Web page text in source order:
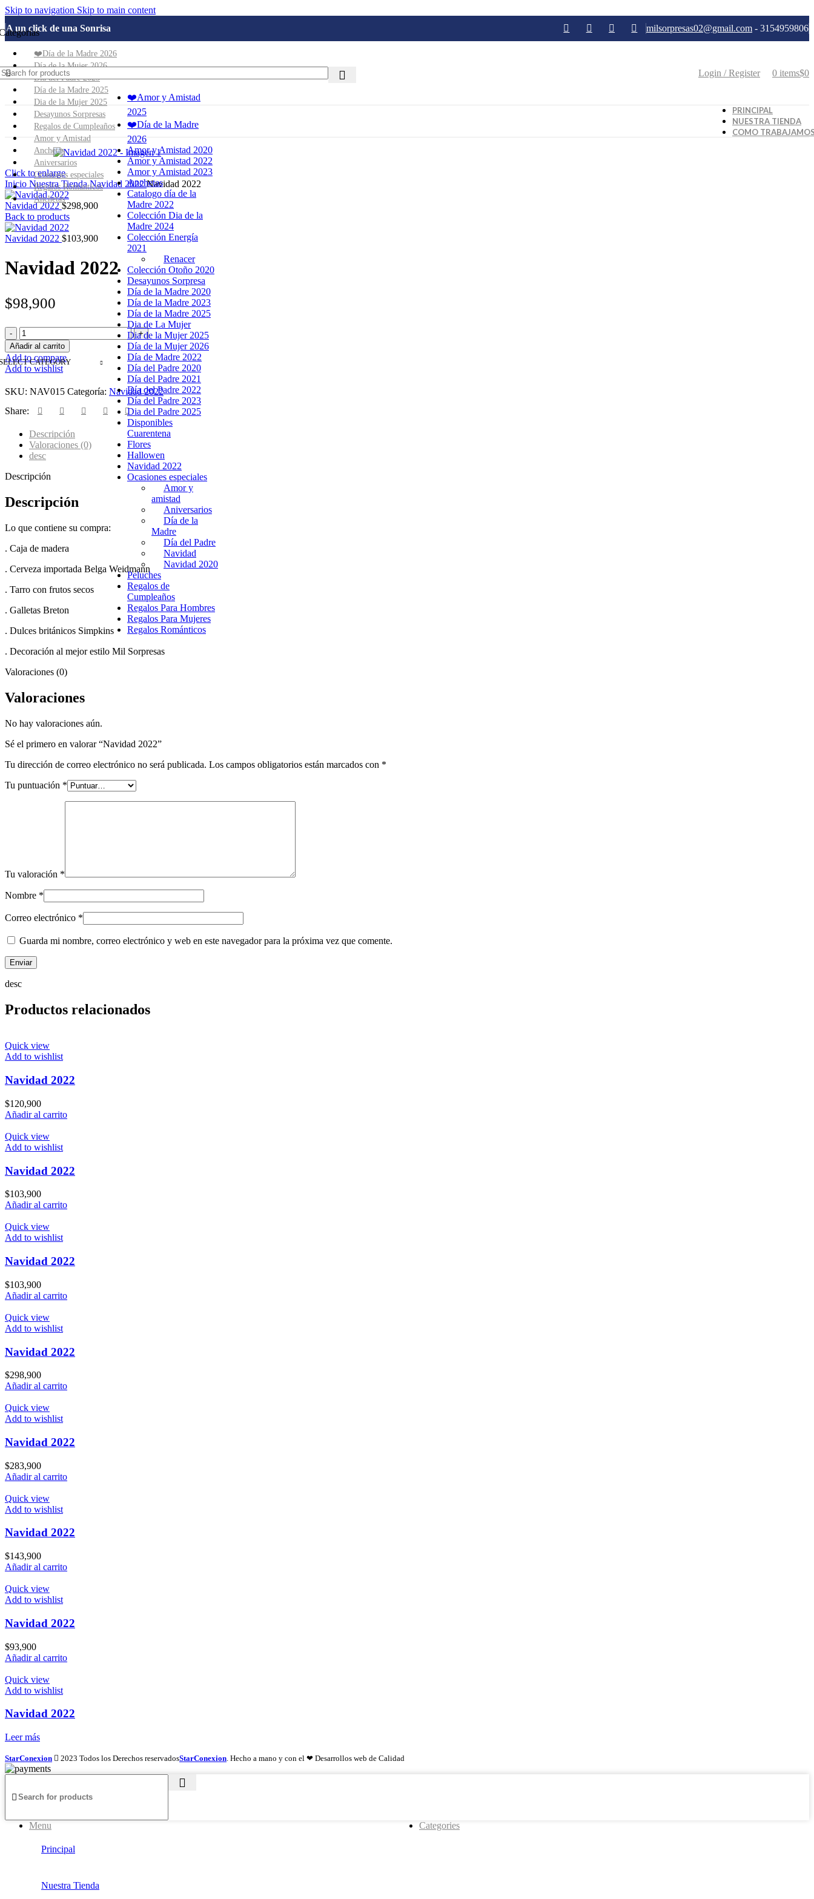
Skip to navigation Skip to main content
A un click de una Sonrisa
milsorpresas02@gmail.com - 3154959806
CATEGORY
❤️Amor y Amistad
2025
❤️Día de la Madre
2026
Amor y Amistad 2020
Amor y Amistad 2022
Amor y Amistad 2023
Anchetas
Catalogo día de la
Madre 2022
Colección Dia de la
Madre 2024
Colección Energía
2021
Renacer
Colección Otoño 2020
Desayunos Sorpresa
Día de la Madre 2020
Día de la Madre 2023
Día de la Madre 2025
Dia de La Mujer
Dia de la Mujer 2025
Día de la Mujer 2026
Día de Madre 2022
Día del Padre 2020
Día del Padre 2021
Día del Padre 2022
Día del Padre 2023
Dia del Padre 2025
Disponibles
Cuarentena
Flores
Hallowen
Navidad 2022
Ocasiones especiales
Amor y
amistad
Aniversarios
Día de la
Madre
Día del Padre
Navidad
Navidad 2020
Peluches
Regalos de
Cumpleaños
Regalos Para Hombres
Regalos Para Mujeres
Regalos Románticos
Login / Register 0 items$0
❤️Día de la Madre 2026
Día de la Mujer 2026
Dia del Padre 2025
Día de la Madre 2025
Dia de la Mujer 2025
Desayunos Sorpresas
Regalos de Cumpleaños
Amor y Amistad
Anchetas
Aniversarios
Ocasiones especiales
Regalos Románticos
Anchetas
PRINCIPAL
NUESTRA TIENDA
COMO
Click to enlarge
Inicio Nuestra TiendaNavidad 2022Navidad 2022
Navidad 2022$298,900
Back to products
Navidad 2022 $103,900
Navidad 2022
$98,900
Añadir al carrito
Add to compare
Add to wishlist
SKU: NAV015 Categoría: Navidad 2022
Share:
Descripción
Valoraciones (0)
desc
Descripción
Descripción
Lo que contiene su compra:
. Caja de madera
. Cerveza importada Belga Weidmann
. Tarro con frutos secos
. Galletas Breton
. Dulces británicos Simpkins
. Decoración al mejor estilo Mil Sorpresas
Valoraciones (0)
Valoraciones
No hay valoraciones aún.
Sé el primero en valorar “Navidad 2022”
Tu dirección de correo electrónico no será publicada. Los campos obligatorios están marcados con *
Tu puntuación *
Tu valoración *
Nombre *
Correo electrónico *
Guarda mi nombre, correo electrónico y web en este navegador para la próxima vez que comente.
desc
Productos relacionados
Quick view
Add to wishlist
Navidad 2022
$120,900
Añadir al carrito
Quick view
Add to wishlist
Navidad 2022
$103,900
Añadir al carrito
Quick view
Add to wishlist
Navidad 2022
$103,900
Añadir al carrito
Quick view
Add to wishlist
Navidad 2022
$298,900
Añadir al carrito
Quick view
Add to wishlist
Navidad 2022
$283,900
Añadir al carrito
Quick view
Add to wishlist
Navidad 2022
$143,900
Añadir al carrito
Quick view
Add to wishlist
Navidad 2022
$93,900
Añadir al carrito
Quick view
Add to wishlist
Navidad 2022
Leer más
StarConexion 2023 Todos los Derechos reservadosStarConexion . Hecho a mano y con el ❤ Desarrollos web de Calidad
Menu Categories
Principal
Nuestra Tienda